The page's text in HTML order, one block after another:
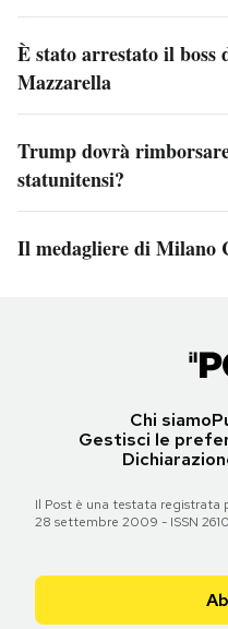
È stato arrestato il boss
Mazzarella
Trump dovrà
statunitensi?
Il medagliere di Milano
Chi siamo
Gestisci le
Il Post è una testata registrata
28 settembre 2009 - ISSN